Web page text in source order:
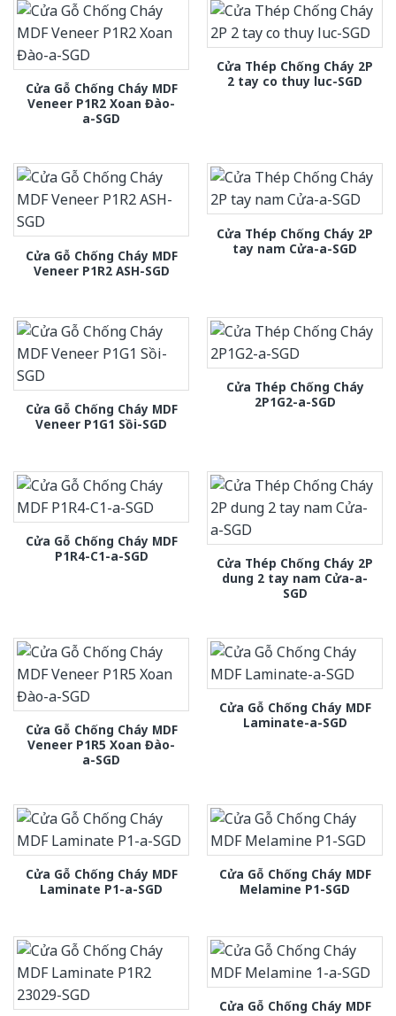
Cửa Gỗ Chống Cháy MDF
Veneer P1R2 Xoan Đào-
a-SGD
Cửa Thép Chống Cháy 2P
2 tay co thuy luc-SGD
Cửa Gỗ Chống Cháy MDF
Veneer P1R2 ASH-SGD
Cửa Thép Chống Cháy 2P
tay nam Cửa-a-SGD
Cửa Gỗ Chống Cháy MDF
Veneer P1G1 Sồi-SGD
Cửa Thép Chống Cháy
2P1G2-a-SGD
Cửa Gỗ Chống Cháy MDF
P1R4-C1-a-SGD
Cửa Thép Chống Cháy 2P
dung 2 tay nam Cửa-a-
SGD
Cửa Gỗ Chống Cháy MDF
Veneer P1R5 Xoan Đào-
a-SGD
Cửa Gỗ Chống Cháy MDF
Laminate-a-SGD
Cửa Gỗ Chống Cháy MDF
Laminate P1-a-SGD
Cửa Gỗ Chống Cháy MDF
Melamine P1-SGD
Cửa Gỗ Chống Cháy MDF